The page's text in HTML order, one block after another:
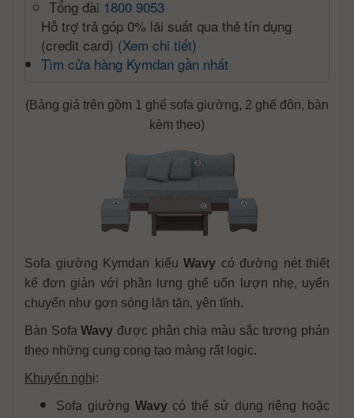
Tổng đài 1800 9053
Hỗ trợ trả góp 0% lãi suất qua thẻ tín dụng
(credit card) (Xem chi tiết)
Tìm cửa hàng Kymdan gần nhất
(Bảng giá trên gồm 1 ghế sofa giường, 2 ghế đôn, bàn
kèm theo)
Sofa giường Kymdan kiểu Wavy có đường nét thiết
kế đơn giản với phần lưng ghế uốn lượn nhẹ, uyển
chuyển như gợn sóng lăn tăn, yên tĩnh.
Bàn SofaWavy được phân chia màu sắc tương phản
theo những cung cong tạo mảng rất logic.
Khuyến nghị:
Sofa giường Wavycó thể sử dụng riêng hoặc